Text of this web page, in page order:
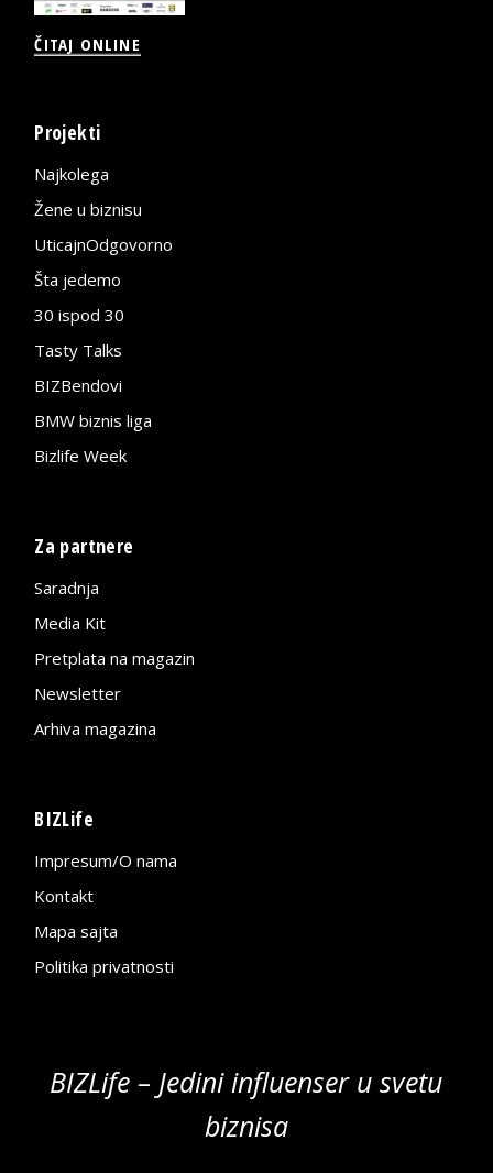
ČITAJ ONLINE
Projekti
Najkolega
Žene u biznisu
UticajnOdgovorno
Šta jedemo
30 ispod 30
Tasty Talks
BIZBendovi
BMW biznis liga
Bizlife Week
Za partnere
Saradnja
Media Kit
Pretplata na magazin
Newsletter
Arhiva magazina
BIZLife
Impresum/O nama
Kontakt
Mapa sajta
Politika privatnosti
BIZLife – Jedini influenser u svetu
biznisa